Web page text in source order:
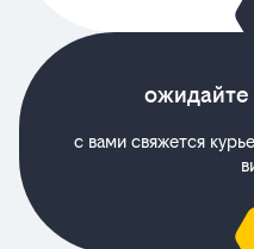
ожидайте
с вами свяжется